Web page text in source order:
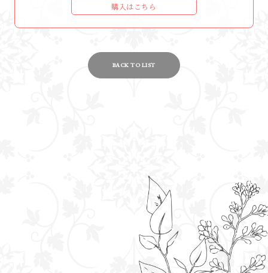
購入はこちら
BACK TO LIST